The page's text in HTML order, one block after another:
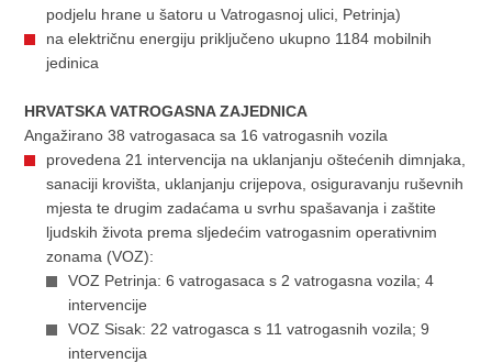
podjelu hrane u šatoru u Vatrogasnoj ulici, Petrinja)
na električnu energiju priključeno ukupno 1184 mobilnih
jedinica
HRVATSKA VATROGASNA ZAJEDNICA
Angažirano 38 vatrogasaca sa 16 vatrogasnih vozila
provedena 21 intervencija na uklanjanju oštećenih dimnjaka,
sanaciji krovišta, uklanjanju crijepova, osiguravanju ruševnih
mjesta te drugim zadaćama u svrhu spašavanja i zaštite
ljudskih života prema sljedećim vatrogasnim operativnim
zonama (VOZ):
VOZ Petrinja: 6 vatrogasaca s 2 vatrogasna vozila; 4
intervencije
VOZ Sisak: 22 vatrogasca s 11 vatrogasnih vozila; 9
intervencija